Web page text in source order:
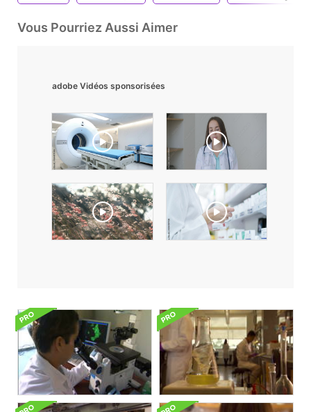
Vous Pourriez Aussi Aimer
adobe Vidéos sponsorisées